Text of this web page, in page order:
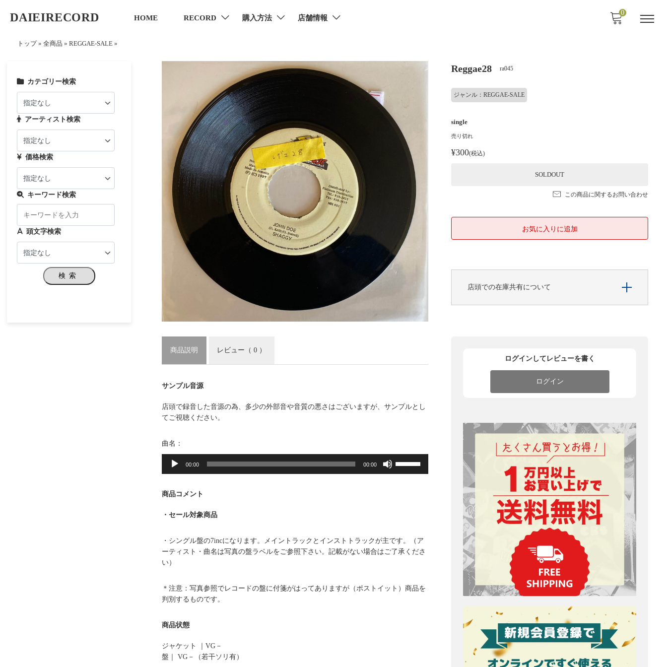
DAIEIRECORD HOME RECORD 購入方法 店舗情報
0
トップ » 全商品 » REGGAE-SALE »
Reggae28 ra045
ジャンル：REGGAE-SALE
single
売り切れ
¥300(税込)
SOLDOUT
この商品に関するお問い合わせ
店頭での在庫共有について
商品説明 レビュー （ 0 ）
サンプル音源
店頭で録音した音源の為、多少の外部音や音質の悪さはございますが、サンプルとし
てご視聴ください。
曲名：
音
プ
ー
00:00 00:00
は
上
印
商品コメント
・セール対象商品
・シングル盤の7incになります。メイントラックとインストトラックが主です。（ア
ーティスト・曲名は写真の盤ラベルをご参照下さい。記載がない場合はご了承くださ
い）
＊注意：写真参照でレコードの盤に付箋がはってありますが（ポストイット）商品を
判別するものです。
商品状態
ジャケット ｜VG－
盤｜ VG－（若干ソリ有）
ログインしてレビューを書く
ログイン
カテゴリー検索
アーティスト検索
価格検索
キーワード検索
頭文字検索
検索